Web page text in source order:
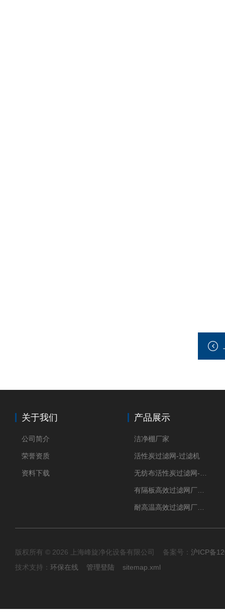
关于我们
公司简介
荣誉资质
资料下载
产品展示
洁净棚厂家
活性炭过滤网-过滤机
版权所有 © 2026 上海峰旋净化设备有限公司 备案号： 沪ICP备
技术支持： 环保在线 管理登陆 sitemap.xml